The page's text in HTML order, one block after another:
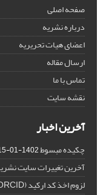
صفحه اصلی
درباره نشریه
اعضای هیات تحریریه
ارسال مقاله
تماس با ما
نقشه سایت
آخرین اخبار
چکیده مبسوط1402-01-15
آخرین تغییرات سایت
لزوم اخذ کد ارکید (ORCID) برای هر نویسنده